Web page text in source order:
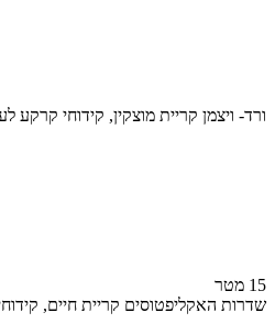
15 מטר
שדרות האקליפטוסים קריית חיים, קידוחי קרקע